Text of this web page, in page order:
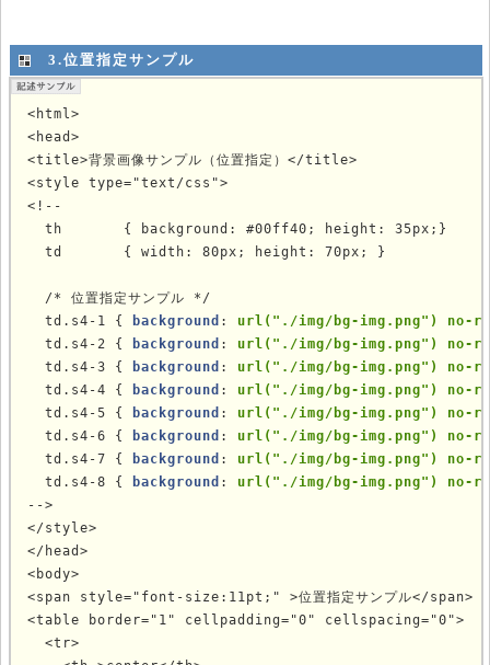
3.位置指定サンプル
<html>
<head>
<title>背景画像サンプル（位置指定）</title>
<style type="text/css">
<!--
  th       { background: #00ff40; height: 35px;}
  td       { width: 80px; height: 70px; }
  /* 位置指定サンプル */
  td.s4-1 {
background : url("./img/bg-img.png") no-
  td.s4-2 {
background : url("./img/bg-img.png") no-
  td.s4-3 {
background : url("./img/bg-img.png") no-
  td.s4-4 {
background : url("./img/bg-img.png") no-
  td.s4-5 {
background : url("./img/bg-img.png") no-
  td.s4-6 {
background : url("./img/bg-img.png") no-
  td.s4-7 {
background : url("./img/bg-img.png") no-
  td.s4-8 {
background : url("./img/bg-img.png") no-
-->
</style>
</head>
<body>
<span style="font-size:11pt;" >位置指定サンプル</span>
<table border="1" cellpadding="0" cellspacing="0">
  <tr>